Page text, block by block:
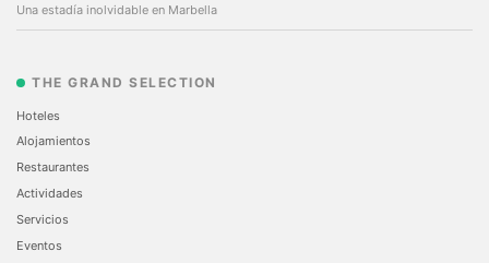
Una estadía inolvidable en Marbella
THE GRAND SELECTION
Hoteles
Alojamientos
Restaurantes
Actividades
Servicios
Eventos